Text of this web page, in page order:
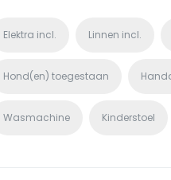
Elektra incl. Linnen incl.
Hond(en) toegestaan
Wasmachine Kinderstoel